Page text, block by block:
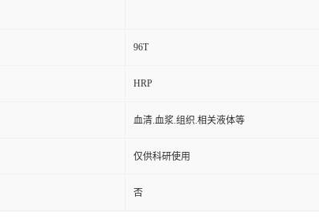
96T
HRP
血清.血浆.组织.相关液体等
仅供科研使用
否